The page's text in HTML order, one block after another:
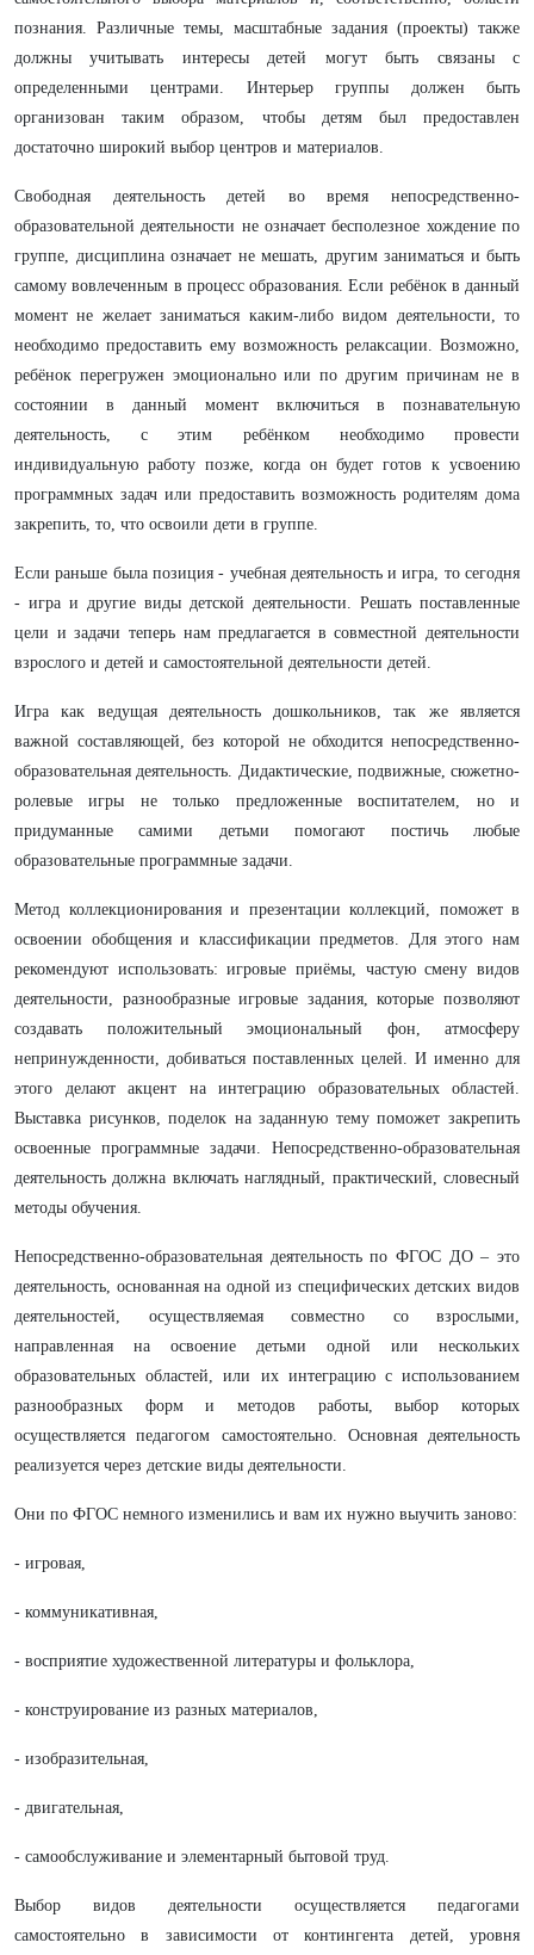
познания. Различные темы, масштабные задания (проекты) также
должны учитывать интересы детей могут быть связаны с
определенными центрами. Интерьер группы должен
быть
организован таким образом, чтобы детям был предоставлен
достаточно широкий выбор центров и материалов.
Свободная деятельность детей во время непосредственно-
образовательной деятельности не означает бесполезное хождение по
группе, дисциплина означает не мешать, другим заниматься и быть
самому вовлеченным в процесс образования. Если ребёнок в данный
момент не желает заниматься каким-либо видом деятельности, то
необходимо предоставить ему возможность релаксации. Возможно,
ребёнок перегружен эмоционально или по другим причинам не в
состоянии в данный момент включиться в познавательную
деятельность, с этим ребёнком необходимо провести
индивидуальную работу позже, когда он будет готов к усвоению
программных задач или предоставить возможность родителям дома
закрепить, то, что освоили дети в группе.
Если раньше была позиция - учебная деятельность и игра, то сегодня
- игра и другие виды детской деятельности. Решать поставленные
цели и задачи теперь нам предлагается в совместной деятельности
взрослого и детей и самостоятельной деятельности детей.
Игра как ведущая деятельность дошкольников, так же является
важной составляющей, без которой не обходится непосредственно-
образовательная деятельность. Дидактические, подвижные, сюжетно-
ролевые игры не только предложенные воспитателем, но и
придуманные самими детьми помогают постичь любые
образовательные программные задачи.
Метод коллекционирования и презентации коллекций, поможет в
освоении обобщения и классификации предметов. Для этого нам
рекомендуют использовать: игровые приёмы, частую смену видов
деятельности, разнообразные игровые задания, которые позволяют
создавать положительный эмоциональный фон, атмосферу
непринужденности, добиваться поставленных целей. И именно для
этого делают акцент на интеграцию образовательных областей.
Выставка рисунков, поделок на заданную тему поможет закрепить
освоенные программные задачи. Непосредственно-образовательная
деятельность должна включать наглядный, практический, словесный
методы обучения.
Непосредственно-образовательная деятельностьпо ФГОС ДО – это
деятельность, основанная на одной из специфических детских видов
деятельностей, осуществляемая совместно со взрослыми,
направленная на освоение детьми одной или нескольких
образовательных областей, или их интеграцию с использованием
разнообразных форм и методов работы, выбор которых
осуществляется педагогом самостоятельно. Основная деятельность
реализуется через детские виды деятельности.
Они по ФГОС немного изменились и вам их нужно выучить заново:
- игровая,
- коммуникативная,
- восприятие художественной литературы и фольклора,
- конструирование из разных материалов,
- изобразительная,
- двигательная,
- самообслуживание и элементарный бытовой труд.
Выбор видов деятельности осуществляется педагогами
самостоятельно в зависимости от контингента детей, уровня